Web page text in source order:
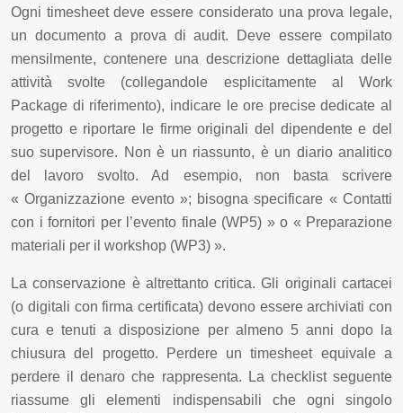
Ogni timesheet deve essere considerato una prova legale,
un documento a prova di audit. Deve essere compilato
mensilmente, contenere una descrizione dettagliata delle
attività svolte (collegandole esplicitamente al Work
Package di riferimento), indicare le ore precise dedicate al
progetto e riportare le firme originali del dipendente e del
suo supervisore. Non è un riassunto, è un diario analitico
del lavoro svolto. Ad esempio, non basta scrivere
« Organizzazione evento »; bisogna specificare « Contatti
con i fornitori per l’evento finale (WP5) » o « Preparazione
materiali per il workshop (WP3) ».
La conservazione è altrettanto critica. Gli originali cartacei
(o digitali con firma certificata) devono essere archiviati con
cura e tenuti a disposizione per almeno 5 anni dopo la
chiusura del progetto. Perdere un timesheet equivale a
perdere il denaro che rappresenta. La checklist seguente
riassume gli elementi indispensabili che ogni singolo